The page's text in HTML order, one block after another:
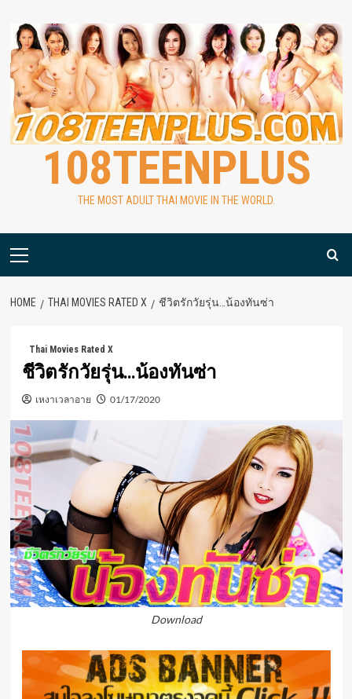
content
108TEENPLUS
THE MOST ADULT THAI MOVIE IN THE WORLD.
Primary
HOME THAI MOVIES RATED X ชีวิตรักวัยรุ่น…น้องทันซ่า
Thai Movies Rated X
ชีวิตรักวัยรุ่น…น้องทันซ่า
เหงาเวลาอาย 01/17/2020
Download